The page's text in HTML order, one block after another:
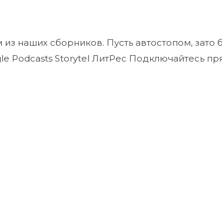
наших сборников. Пусть автостопом, зато
Podcasts Storytel ЛитРес Подключайтесь